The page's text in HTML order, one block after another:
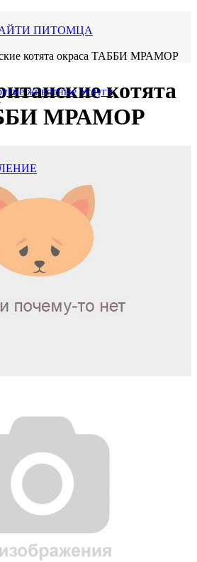
ПИТОМЦА
животные Услуги
котята окраса ТАББИ МРАМОР
котята
МРАМОР